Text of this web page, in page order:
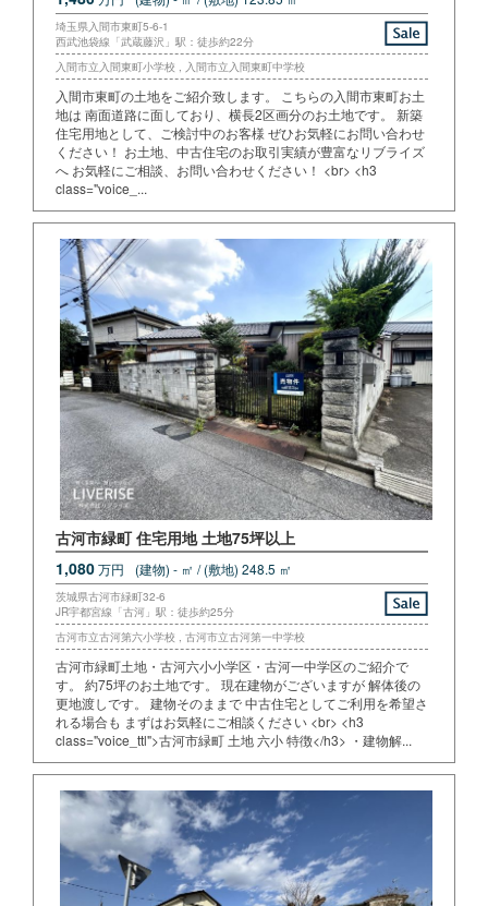
埼玉県入間市東町5-6-1
西武池袋線「武蔵藤沢」駅：徒歩約22分
入間市立入間東町小学校 , 入間市立入間東町中学校
入間市東町の土地をご紹介致します。 こちらの入間市東町お土
地は 南面道路に面しており、横長2区画分のお土地です。 新築
住宅用地として、ご検討中のお客様 ぜひお気軽にお問い合わせ
ください！ お土地、中古住宅のお取引実績が豊富なリブライズ
へ お気軽にご相談、お問い合わせください！ <br> <h3
class="voice_...
古河市緑町 住宅用地 土地75坪以上
1,080万円 (建物) - ㎡ / (敷地) 248.5 ㎡
茨城県古河市緑町32-6
JR宇都宮線「古河」駅：徒歩約25分
古河市立古河第六小学校 , 古河市立古河第一中学校
古河市緑町土地・古河六小小学区・古河一中学区のご紹介で
す。 約75坪のお土地です。 現在建物がございますが 解体後の
更地渡しです。 建物そのままで 中古住宅としてご利用を希望さ
れる場合も まずはお気軽にご相談ください <br> <h3
class="voice_ttl">古河市緑町 土地 六小 特徴</h3> ・建物解...